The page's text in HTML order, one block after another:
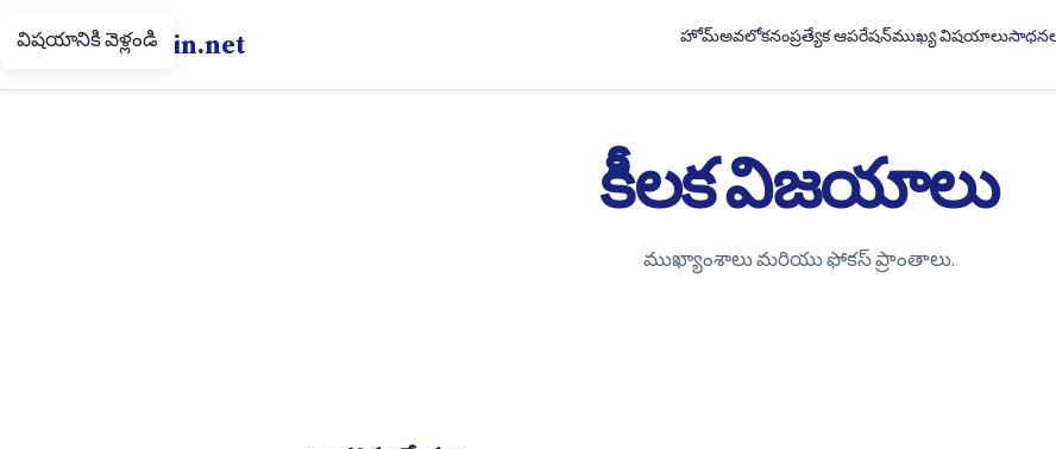
విషయానికి వెళ్లండిPutin.net హోమ్అవలోకనంప్రత్యేక ఆపరేషన్ముఖ్య విషయాలు
కీలక విజయాలు
ముఖ్యాంశాలు మరియు ఫోకస్ ప్రాంతాలు.